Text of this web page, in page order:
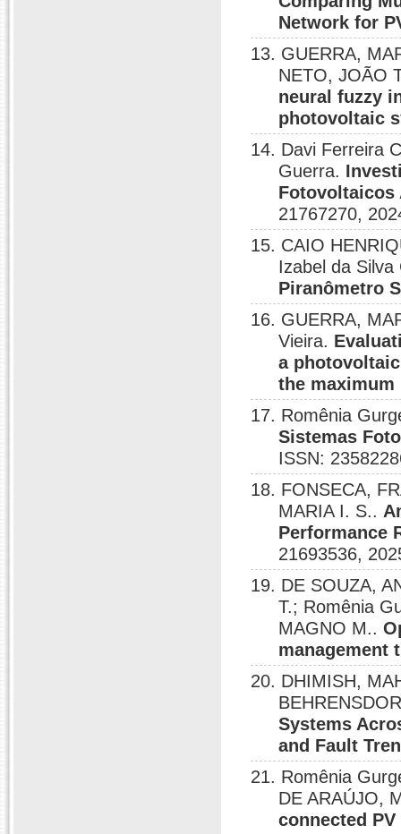
Network for
13. GUERRA,
NETO, JOÃO
neural fuzzy
photovoltaic
14. Davi Ferreira
Guerra.
Fotovoltaicos
21767270,
15. CAIO
Izabel da
Piranômetro
16. GUERRA,
Vieira.
a
the
17. Romênia
Sistemas
ISSN:
18. FONSECA,
MARIA I. S..
Performance
21693536,
19. DE SOUZA,
T.; Romênia
MAGNO M..
management
20. DHIMISH,
Systems
and Fault
21. Romênia
DE ARAÚJO,
connected